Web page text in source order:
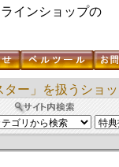
インショップの
ター」を扱うショ